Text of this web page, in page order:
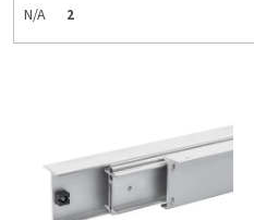
N/A 2